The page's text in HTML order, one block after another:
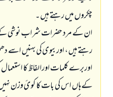
چکروں میں رہتے ہيں ۔
ان کے مرد حضرات شراب نوشی کے
رہتے ہيں ، اوربیوی کی بہنیں اسے
اوربرے کلمات اورالفاظ کا
کےہاں اس کی بات کا کو‏ئ وزن